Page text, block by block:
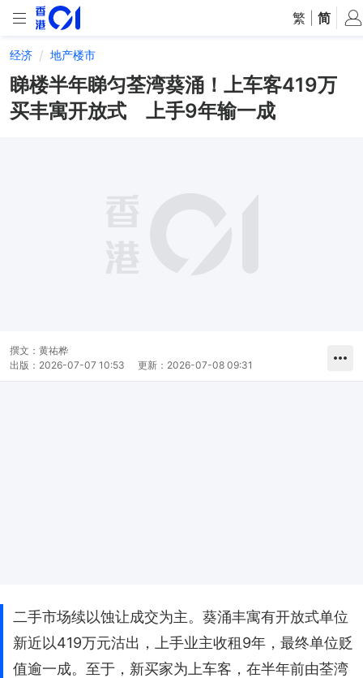
繁 简
经济 地产楼市
睇楼半年睇匀荃湾葵涌！上车客419万
买丰寓开放式 上手9年输一成
撰文： 黄祐桦
出版： 2026-07-07 10:53 更新： 2026-07-08 09:31
二手市场续以蚀让成交为主。葵涌丰寓有开放式单位
新近以419万元沽出，上手业主收租9年，最终单位贬
值逾一成。至于，新买家为上车客，在半年前由荃湾